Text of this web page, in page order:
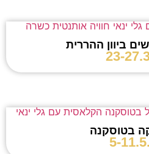
ביוון ההררית
23-
בטוסקנה
5-